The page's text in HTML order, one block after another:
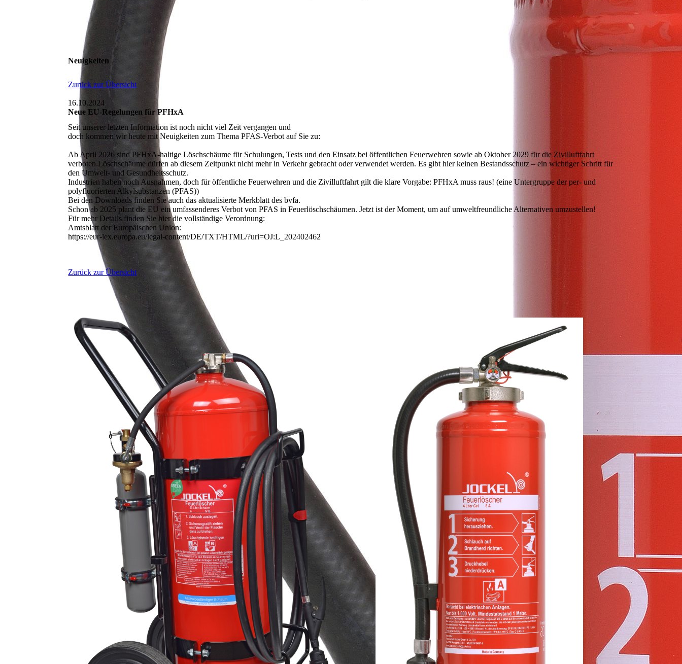
Neuigkeiten
Zurück zur Übersicht
16.10.2024
Neue EU-Regelungen für PFHxA
Seit unserer letzten Information ist noch nicht viel Zeit vergangen und
doch kommen wir heute mit Neuigkeiten zum Thema PFAS-Verbot auf Sie zu:
Ab April 2026 sind PFHxA-haltige Löschschäume für Schulungen, Tests und den Einsatz bei öffentlichen Feuerwehren sowie ab Oktober 2029 für die Zivilluftfahrt
verboten.Löschschäume dürfen ab diesem Zeitpunkt nicht mehr in Verkehr gebracht oder verwendet werden. Es gibt hier keinen Bestandsschutz – ein wichtiger Schritt für
den Umwelt- und Gesundheitsschutz.
Industrien haben noch Ausnahmen, doch für öffentliche Feuerwehren und die Zivilluftfahrt gilt die klare Vorgabe: PFHxA muss raus! (eine Untergruppe der per- und
polyfluorierten Alkylsubstanzen (PFAS))
Bei den Downloads finden Sie auch das aktualisierte Merkblatt des bvfa.
Schon ab 2025 plant die EU ein umfassenderes Verbot von PFAS in Feuerlöschschäumen. Jetzt ist der Moment, um auf umweltfreundliche Alternativen umzustellen!
Für mehr Details finden Sie hier die vollständige Verordnung:
Amtsblatt der Europäischen Union:
https://eur-lex.europa.eu/legal-content/DE/TXT/HTML/?uri=OJ:L_202402462
Zurück zur Übersicht